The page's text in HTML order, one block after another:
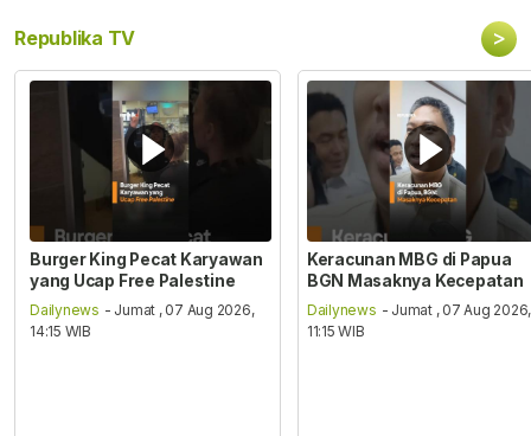
Republika TV >
Burger King Pecat Karyawan
yang Ucap Free Palestine
Dailynews - Jumat , 07 Aug 2026,
14:15 WIB
Keracunan MBG di Papua
BGN Masaknya Kecepatan
Dailynews - Jumat , 07 Aug 2026,
11:15 WIB